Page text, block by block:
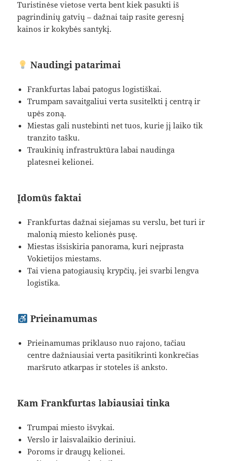
Turistinėse vietose verta bent kiek pasukti iš
pagrindinių gatvių – dažnai taip rasite geresnį
kainos ir kokybės santykį.
Naudingi patarimai
Frankfurtas labai patogus logistiškai.
Trumpam savaitgaliui verta susitelkti į centrą ir
upės zoną.
Miestas gali nustebinti net tuos, kurie jį laiko tik
tranzito tašku.
Traukinių infrastruktūra labai naudinga
platesnei kelionei.
Įdomūs faktai
Frankfurtas dažnai siejamas su verslu, bet turi ir
malonią miesto kelionės pusę.
Miestas išsiskiria panorama, kuri neįprasta
Vokietijos miestams.
Tai viena patogiausių krypčių, jei svarbi lengva
logistika.
Prieinamumas
Prieinamumas priklauso nuo rajono, tačiau
centre dažniausiai verta pasitikrinti konkrečias
maršruto atkarpas ir stoteles iš anksto.
Kam Frankfurtas labiausiai tinka
Trumpai miesto išvykai.
Verslo ir laisvalaikio deriniui.
Poroms ir draugų kelionei.